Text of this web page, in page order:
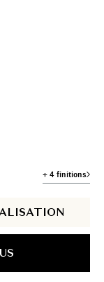
+ 4 finitions